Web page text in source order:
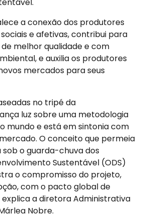
a conexão dos produtores
e afetivas, contribui para
melhor qualidade e com
e auxilia os produtores
mercados para seus
no tripé da
luz sobre uma metodologia
mundo e está em sintonia com
O conceito que permeia
o guarda-chuva dos
Sustentável (ODS)
o compromisso do projeto,
com o pacto global de
explica a diretora Administrativa
Nobre.